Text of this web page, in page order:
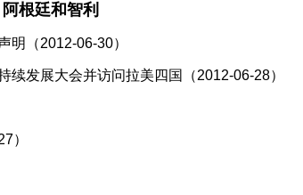
根廷和智利
明（2012-06-30）
发展大会并访问拉美四国（2012-06-28）
）